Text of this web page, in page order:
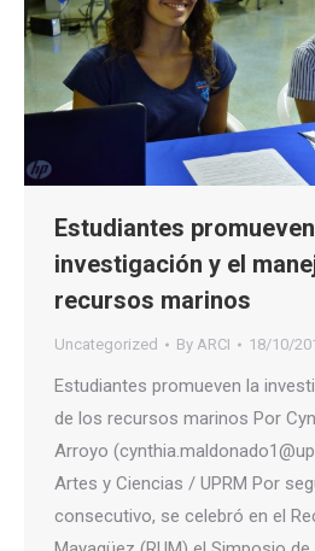
Estudiantes
investigación y el
recursos marinos
Uncategorized By ARCI 18/10/
Estudiantes promueven la
de los recursos marinos Por
Arroyo
Artes y Ciencias / UPRM Por
consecutivo, se celebró en el